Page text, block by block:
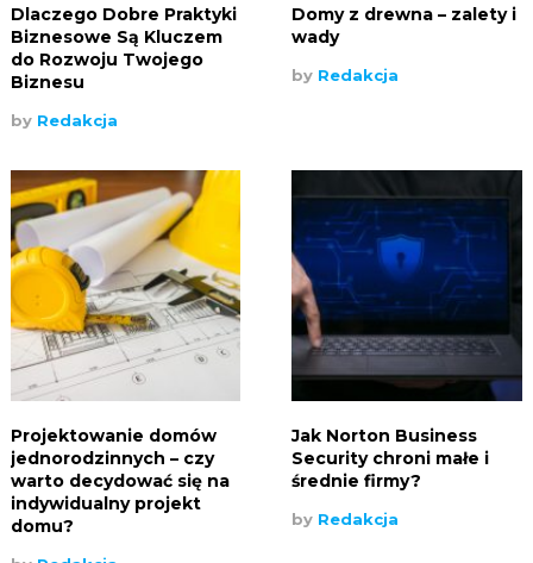
Dlaczego Dobre Praktyki
Biznesowe Są Kluczem
do Rozwoju Twojego
Biznesu
by Redakcja
Domy z drewna – zalety i
wady
by Redakcja
Projektowanie domów
jednorodzinnych – czy
warto decydować się na
indywidualny projekt
domu?
Jak Norton Business
Security chroni małe i
średnie firmy?
by Redakcja